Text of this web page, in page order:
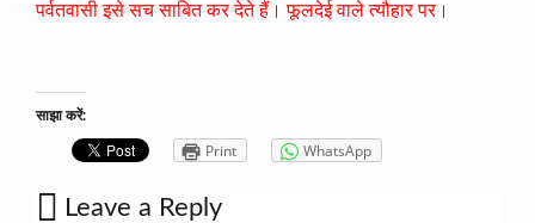
पर्वतवासी इसे सच साबित कर देते हैं। फूलदेई वाले त्यौहार पर।
साझा करें:
Print WhatsApp
Leave a Reply